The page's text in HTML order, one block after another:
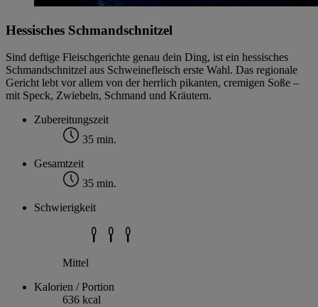
Hessisches Schmandschnitzel
Sind deftige Fleischgerichte genau dein Ding, ist ein hessisches
Schmandschnitzel aus Schweinefleisch erste Wahl. Das regionale
Gericht lebt vor allem von der herrlich pikanten, cremigen Soße –
mit Speck, Zwiebeln, Schmand und Kräutern.
Zubereitungszeit
35 min.
Gesamtzeit
35 min.
Schwierigkeit
Mittel
Kalorien / Portion
636 kcal